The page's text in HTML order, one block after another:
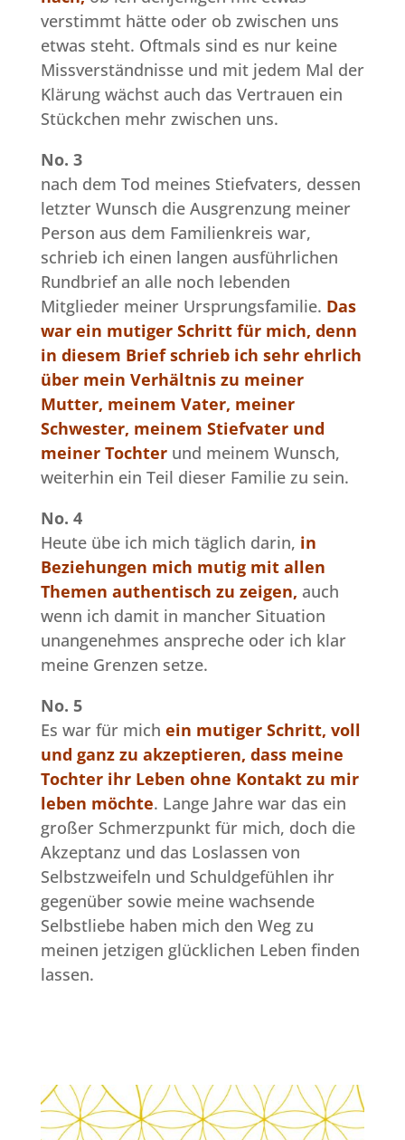
verstimmt hätte oder ob zwischen uns
etwas steht. Oftmals sind es nur keine
Missverständnisse und mit jedem Mal der
Klärung wächst auch das Vertrauen ein
Stückchen mehr zwischen uns.
No. 3
nach dem Tod meines Stiefvaters, dessen
letzter Wunsch die Ausgrenzung meiner
Person aus dem Familienkreis war,
schrieb ich einen langen ausführlichen
Rundbrief an alle noch lebenden
Mitglieder meiner Ursprungsfamilie. Das
war ein mutiger Schritt für mich, denn
in diesem Brief schrieb ich sehr ehrlich
über mein Verhältnis zu meiner
Mutter, meinem Vater, meiner
Schwester, meinem Stiefvater und
meiner Tochterund meinem Wunsch,
weiterhin ein Teil dieser Familie zu sein.
No. 4
Heute übe ich mich täglich darin, in
Beziehungen mich mutig mit allen
Themen authentisch zu zeigen, auch
wenn ich damit in mancher Situation
unangenehmes anspreche oder ich klar
meine Grenzen setze.
No. 5
Es war für mich ein mutiger Schritt, voll
und ganz zu akzeptieren, dass meine
Tochter ihr Leben ohne Kontakt zu mir
leben möchte. Lange Jahre war das ein
großer Schmerzpunkt für mich, doch die
Akzeptanz und das Loslassen von
Selbstzweifeln und Schuldgefühlen ihr
gegenüber sowie meine wachsende
Selbstliebe haben mich den Weg zu
meinen jetzigen glücklichen Leben finden
lassen.